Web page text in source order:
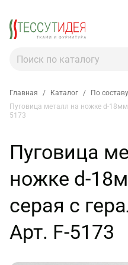
Главная / Каталог / По составу
Пуговица металл на ножке d-
5173
Пуговица
ножке d-
серая с
Арт. F-5173